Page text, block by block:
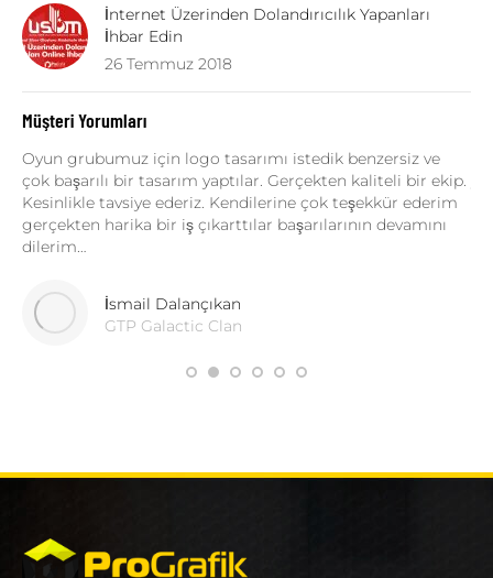
İnternet Üzerinden Dolandırıcılık Yapanları
İhbar Edin
26 Temmuz 2018
Müşteri Yorumları
Oyun grubumuz için logo tasarımı istedik benzersiz ve
çok başarılı bir tasarım yaptılar. Gerçekten kaliteli bir ekip.
Kesinlikle tavsiye ederiz. Kendilerine çok teşekkür ederim
gerçekten harika bir iş çıkarttılar başarılarının devamını
dilerim…
İsmail Dalançıkan
GTP Galactic Clan